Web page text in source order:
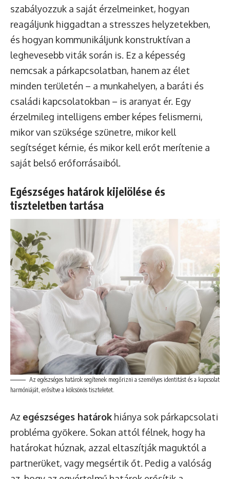
szabályozzuk a saját érzelmeinket, hogyan
reagáljunk higgadtan a stresszes helyzetekben,
és hogyan kommunikáljunk konstruktívan a
leghevesebb viták során is. Ez a képesség
nemcsak a párkapcsolatban, hanem az élet
minden területén – a munkahelyen, a baráti és
családi kapcsolatokban – is aranyat ér. Egy
érzelmileg intelligens ember képes felismerni,
mikor van szüksége szünetre, mikor kell
segítséget kérnie, és mikor kell erőt merítenie a
saját belső erőforrásaiból.
Egészséges határok kijelölése és
tiszteletben tartása
Az egészséges határok segítenek megőrizni a személyes identitást és a kapcsolat
harmóniáját, erősítve a kölcsönös tiszteletet.
Az egészséges határok hiánya sok párkapcsolati
probléma gyökere. Sokan attól félnek, hogy ha
határokat húznak, azzal eltaszítják maguktól a
partnerüket, vagy megsértik őt. Pedig a valóság